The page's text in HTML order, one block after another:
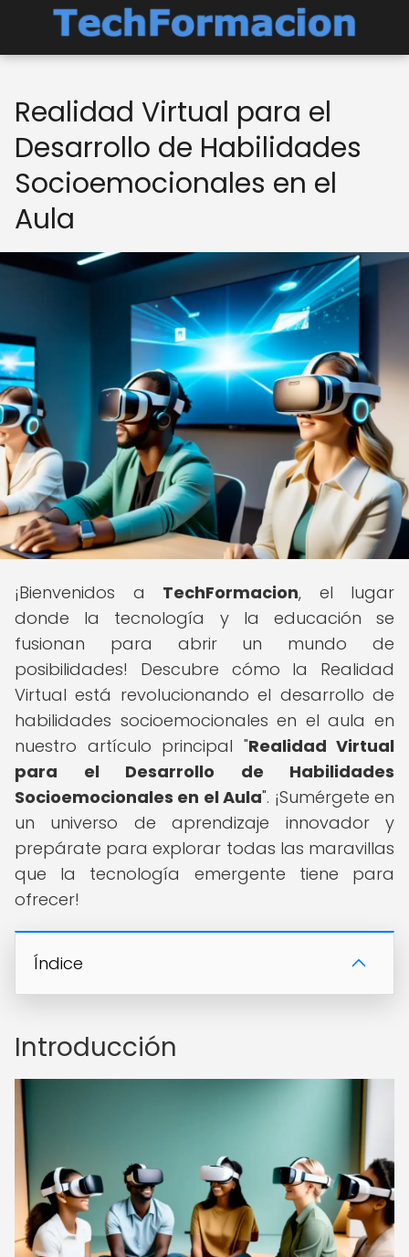
Realidad Virtual para el
Desarrollo de Habilidades
Socioemocionales en el
Aula
¡Bienvenidos a TechFormacion, el lugar
donde la tecnología y la educación se
fusionan para abrir un mundo de
posibilidades! Descubre cómo la Realidad
Virtual está revolucionando el desarrollo de
habilidades socioemocionales en el aula en
nuestro artículo principal "Realidad Virtual
para el Desarrollo de Habilidades
Socioemocionales en el Aula". ¡Sumérgete en
un universo de aprendizaje innovador y
prepárate para explorar todas las maravillas
que la tecnología emergente tiene para
ofrecer!
Índice
Introducción